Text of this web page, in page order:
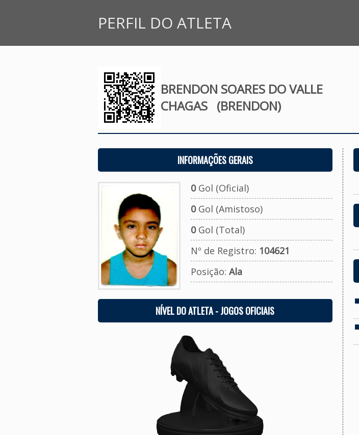
PERFIL DO ATLETA
BRENDON SOARES DO VALLE
CHAGAS (BRENDON)
INFORMAÇÕES GERAIS
0Gol (Oficial)
0Gol (Amistoso)
0Gol (Total)
Nº de Registro: 104621
Posição: Ala
NÍVEL DO ATLETA - JOGOS OFICIAIS